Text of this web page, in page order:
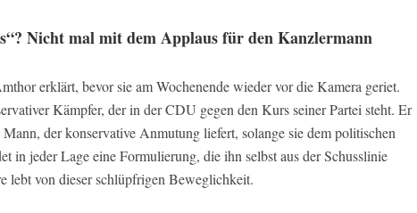
Nicht mal mit dem Applaus für den Kanzlermann
erklärt, bevor sie am Wochenende wieder vor die Kamera geriet.
Kämpfer, der in der CDU gegen den Kurs seiner Partei steht. Er
der konservative Anmutung liefert, solange sie dem politischen
in jeder Lage eine Formulierung, die ihn selbst aus der Schusslinie
lebt von dieser schlüpfrigen Beweglichkeit.